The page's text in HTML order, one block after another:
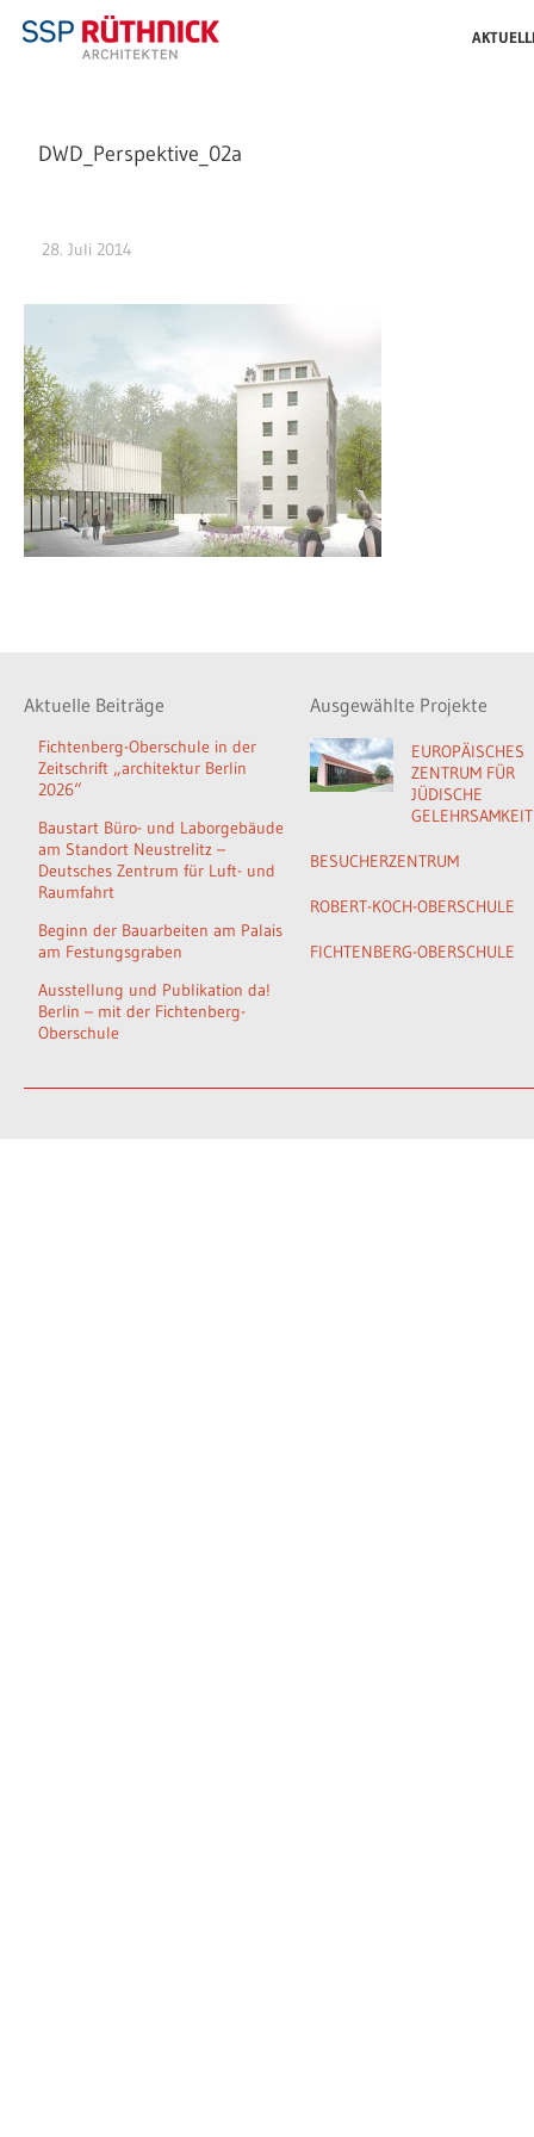
DWD_Perspektive_02a
28. Juli 2014
Aktuelle Beiträge
Fichtenberg-Oberschule in der
Zeitschrift „architektur Berlin
2026“
Baustart Büro- und Laborgebäude
am Standort Neustrelitz –
Deutsches Zentrum für Luft- und
Raumfahrt
Beginn der Bauarbeiten am Palais
am Festungsgraben
Ausstellung und Publikation da!
Berlin – mit der Fichtenberg-
Oberschule
Ausgewählte Projekte
EUROPÄISCHES
ZENTRUM FÜR
JÜDISCHE
GELEHRSAMKEIT
BESUCHERZENTRUM
ROBERT-KOCH-OBERSCHULE
FICHTENBERG-OBERSCHULE